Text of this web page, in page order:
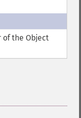
of the Object